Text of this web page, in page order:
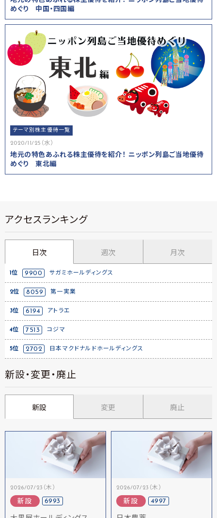
めぐり 中国・四国編
テーマ別株主優待一覧
2020/11/25（水）
地元の特色あふれる株主優待を紹介！ ニッポン列島ご当地優待
めぐり 東北編
アクセスランキング
日次 週次 月次
1位 9900 サガミホールディングス
2位 8059 第一実業
3位 6194 アトラエ
4位 7513 コジマ
5位 2702 日本マクドナルドホールディングス
新設・変更・廃止
新設 変更 廃止
2026/07/23（木）
新設 6993
2026/07/23（木）
新設 4997